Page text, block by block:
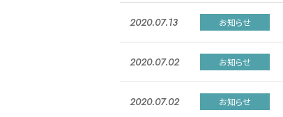
2020.07.13 お知らせ
2020.07.02 お知らせ
2020.07.02 お知らせ